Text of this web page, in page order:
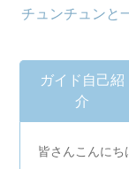
チュンチュンと
ガイド自己紹
介
皆さんこんにち